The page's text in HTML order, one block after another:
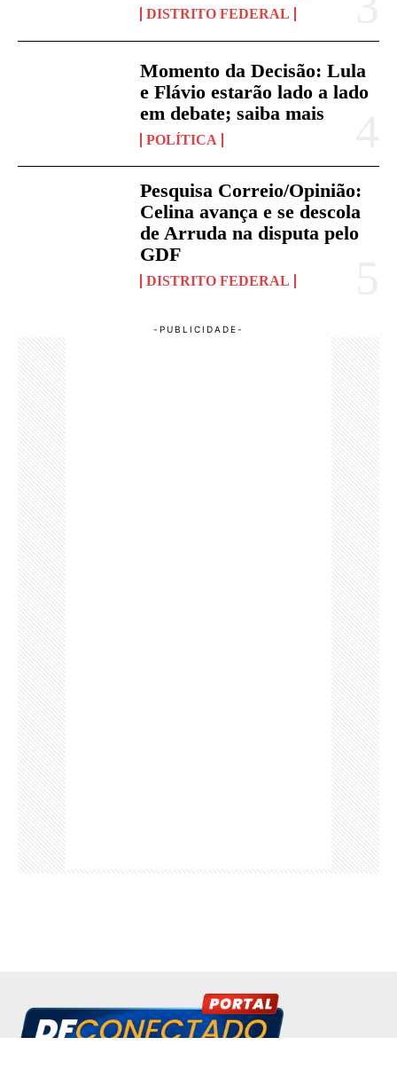
DISTRITO FEDERAL
Momento da Decisão: Lula
e Flávio estarão lado a lado
em debate; saiba mais
POLÍTICA
Pesquisa Correio/Opinião:
Celina avança e se descola
de Arruda na disputa pelo
GDF
DISTRITO FEDERAL